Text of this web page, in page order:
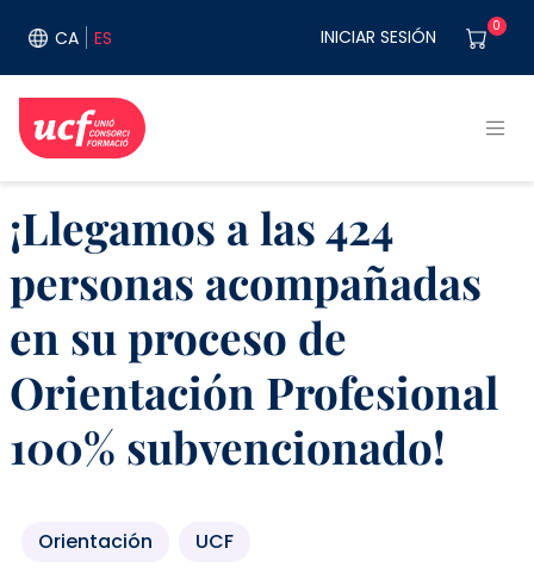
CA ES User
INICIAR SESIÓN 0
¡Llegamos a las 424
personas acompañadas
en su proceso de
Orientación Profesional
100% subvencionado!
Orientación UCF